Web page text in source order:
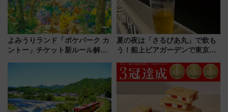
よみうりランド「ポケパーク カ
ントー」チケット新ルール解
夏の夜は「さるびあ丸」で飲も
う！船上ビアガーデンで東京湾
杯……工場直送生ビールや島グ
ルメが美味い